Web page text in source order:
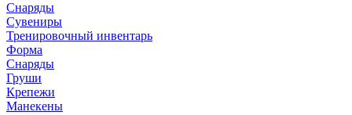
Снаряды
Сувениры
Тренировочный инвентарь
Форма
Снаряды
Груши
Крепежи
Манекены